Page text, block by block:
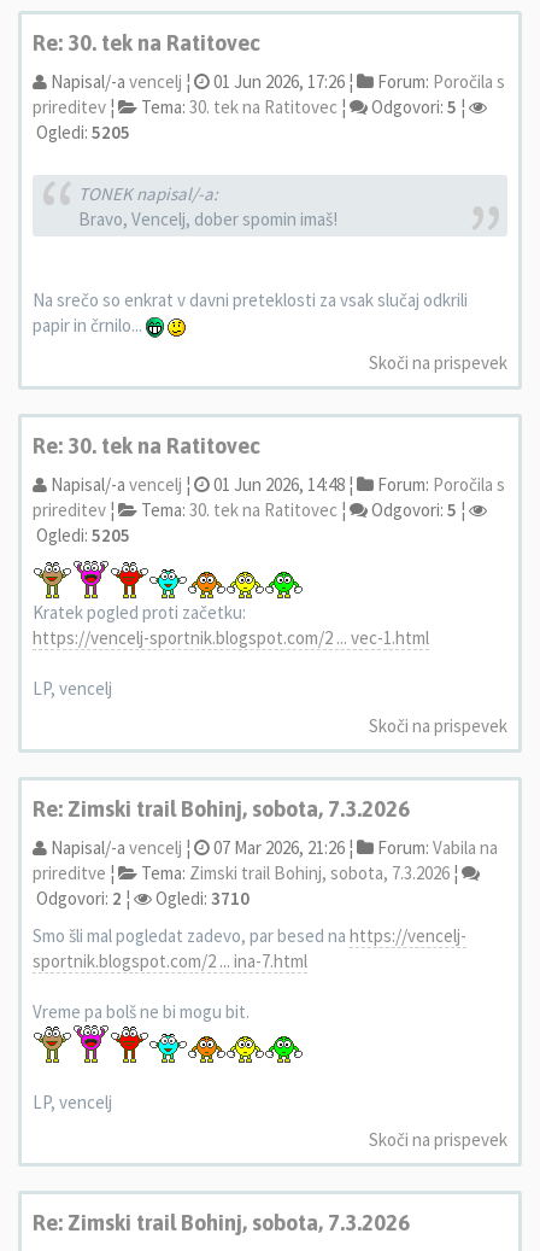
Re: 30. tek na Ratitovec
Napisal/-a vencelj ¦ 01 Jun 2026, 17:26 ¦ Forum: Poročila s
prireditev ¦ Tema: 30. tek na Ratitovec ¦ Odgovori: 5 ¦
Ogledi: 5205
TONEK napisal/-a:
Bravo, Vencelj, dober spomin imaš!
Na srečo so enkrat v davni preteklosti za vsak slučaj odkrili
papir in črnilo...
Skoči na prispevek
Re: 30. tek na Ratitovec
Napisal/-a vencelj ¦ 01 Jun 2026, 14:48 ¦ Forum: Poročila s
prireditev ¦ Tema: 30. tek na Ratitovec ¦ Odgovori: 5 ¦
Ogledi: 5205
Kratek pogled proti začetku:
https://vencelj-sportnik.blogspot.com/2 ... vec-1.html
LP, vencelj
Skoči na prispevek
Re: Zimski trail Bohinj, sobota, 7.3.2026
Napisal/-a vencelj ¦ 07 Mar 2026, 21:26 ¦ Forum: Vabila na
prireditve ¦ Tema: Zimski trail Bohinj, sobota, 7.3.2026 ¦
Odgovori: 2 ¦ Ogledi: 3710
Smo šli mal pogledat zadevo, par besed na https://vencelj-
sportnik.blogspot.com/2 ... ina-7.html
Vreme pa bolš ne bi mogu bit.
LP, vencelj
Skoči na prispevek
Re: Zimski trail Bohinj, sobota, 7.3.2026